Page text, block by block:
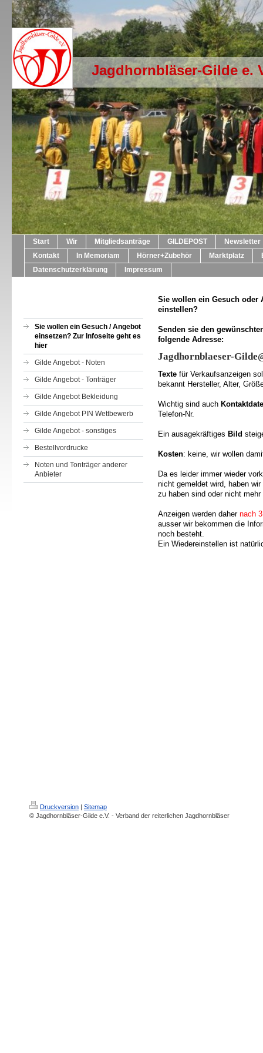
Jagdhornbläser-Gilde e.
Start Wir Mitgliedsanträge GILDEPOST
Newsletter
Kontakt
In Memoriam Hörner+Zubehör Marktplatz
Datenschutzerklärung
Impressum
Sie wollen ein Gesuch / Angebot
einsetzen? Zur Infoseite geht es
hier
Gilde Angebot - Noten
Gilde Angebot - Tonträger
Gilde Angebot Bekleidung
Gilde Angebot PIN Wettbewerb
Gilde Angebot - sonstiges
Bestellvordrucke
Noten und Tonträger anderer
Anbieter
Sie wollen ein Gesuch oder
einstellen?
Senden sie den
folgende Adresse:
Jagdhornblaeser-
Texte für Verkaufsanzeigen
bekannt Hersteller, Alter,
Wichtig sind auch
Telefon-Nr.
Ein ausagekräftiges Bild
Kosten: keine, wir wollen
Da es leider immer wieder
nicht gemeldet wird, haben
zu haben sind oder nicht
Anzeigen werden daher nach
ausser wir bekommen die
noch besteht.
Ein Wiedereinstellen ist
Druckversion | Sitemap
© Jagdhornbläser-Gilde e.V. - Verband der reiterlichen Jagdhornbläser